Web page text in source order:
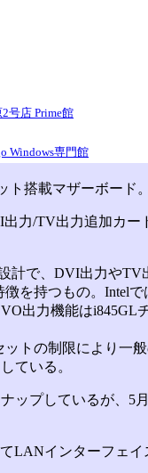
号店 Prime館
Windows専門館
搭載マザーボード。
力/TV出力追加カー
で、DVI出力やTV
を持つもの。Intel
出力機能はi845GL
トの制限により一
ている。
プしているが、5
インターフェイ